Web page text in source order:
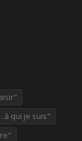
qui je suis"